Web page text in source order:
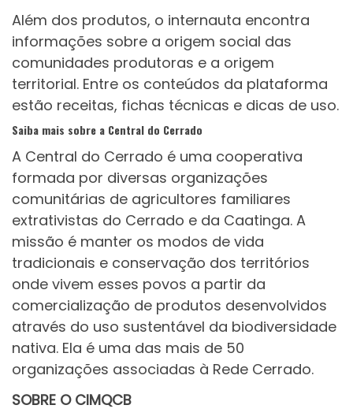
Além dos produtos, o internauta encontra
informações sobre a origem social das
comunidades produtoras e a origem
territorial. Entre os conteúdos da plataforma
estão receitas, fichas técnicas e dicas de uso.
Saiba mais sobre a Central do Cerrado
A Central do Cerrado é uma cooperativa
formada por diversas organizações
comunitárias de agricultores familiares
extrativistas do Cerrado e da Caatinga. A
missão é manter os modos de vida
tradicionais e conservação dos territórios
onde vivem esses povos a partir da
comercialização de produtos desenvolvidos
através do uso sustentável da biodiversidade
nativa. Ela é uma das mais de 50
organizações associadas à Rede Cerrado.
SOBRE O CIMQCB